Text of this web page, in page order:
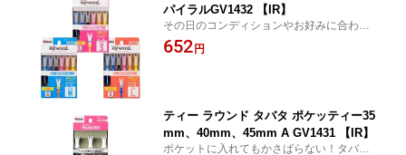
パイラルGV1432 【IR】
その日のコンディションやお好みに合わせ
て高さ調節タバタ リフトティースパイラル
GV1432
652 円
ティー ラウンド タバタ ポケッティー35
mm、40mm、45mm A GV1431 【IR】
ポケットに入れてもかさばらない！タバタ